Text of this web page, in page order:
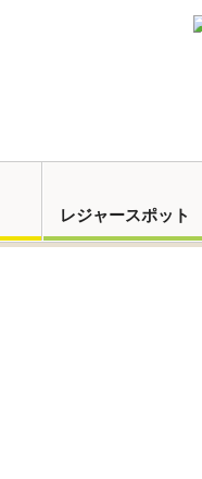
レジャースポット